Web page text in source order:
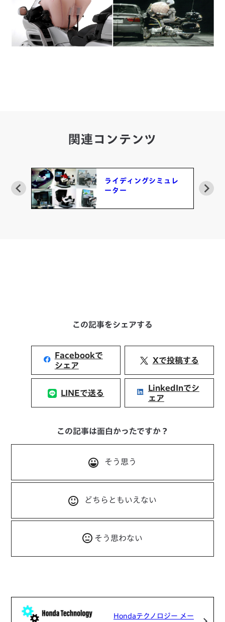
関連コンテンツ
ライディングシミュレ
ーター
この記事をシェアする
Facebookで
シェア
Xで投稿する
LINEで送る
LinkedInでシ
ェア
この記事は面白かったですか？
そう思う
どちらともいえない
そう思わない
Hondaテクノロジー メー